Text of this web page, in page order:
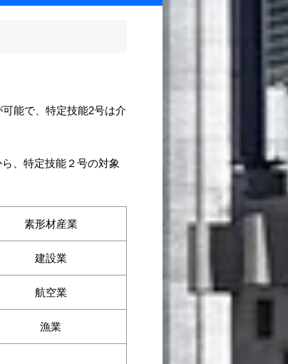
能で、特定技能2号は介
、特定技能２号の対象
素形材産業
建設業
航空業
漁業